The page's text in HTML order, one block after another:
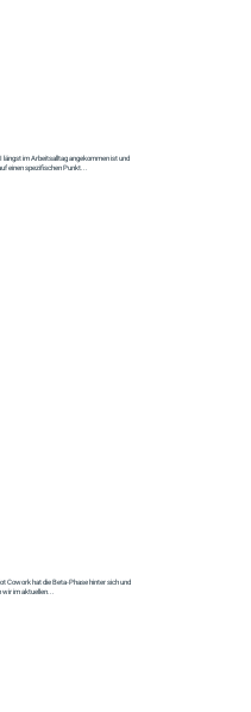
längst im Arbeitsalltag angekommen ist und
einen spezifischen Punkt...
Cowork hat die Beta-Phase hinter sich und
wir im aktuellen...